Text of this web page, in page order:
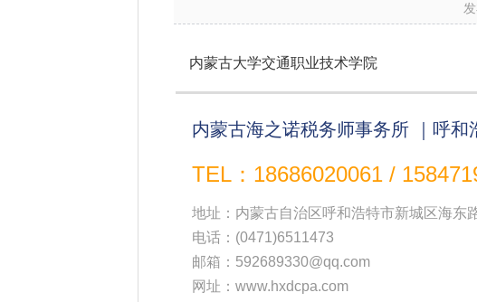
内蒙古大学交通职业技术学院
内蒙古海之诺税务师事务所 ｜呼
TEL：18686020061 /
地址：内蒙古自治区呼和浩特市新城区海东
电话： (0471)6511473
邮箱：592689330@qq.com
网址：www.hxdcpa.com